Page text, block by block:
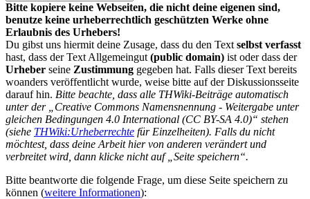
Bitte kopiere keine Webseiten, die nicht deine eigenen sind,
benutze keine urheberrechtlich geschützten Werke ohne
Erlaubnis des Urhebers!
Du gibst uns hiermit deine Zusage, dass du den Text selbst verfasst
hast, dass der Text Allgemeingut (public domain) ist oder dass der
Urheber seine Zustimmung gegeben hat. Falls dieser Text bereits
woanders veröffentlicht wurde, weise bitte auf der Diskussionsseite
darauf hin. Bitte beachte, dass alle THWiki-Beiträge automatisch
unter der „Creative Commons Namensnennung - Weitergabe unter
gleichen Bedingungen 4.0 International (CC BY-SA 4.0)“ stehen
(siehe THWiki:Urheberrechte für Einzelheiten). Falls du nicht
möchtest, dass deine Arbeit hier von anderen verändert und
verbreitet wird, dann klicke nicht auf „Seite speichern“.
Bitte beantworte die folgende Frage, um diese Seite speichern zu
können (weitere Informationen):